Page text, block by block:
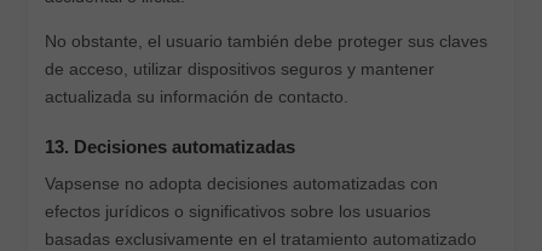
No obstante, el usuario también debe proteger sus claves
de acceso, utilizar dispositivos seguros y mantener
actualizada su información de contacto.
13. Decisiones automatizadas
Vapsense no adopta decisiones automatizadas con
efectos jurídicos o significativos sobre los usuarios
basadas exclusivamente en el tratamiento automatizado